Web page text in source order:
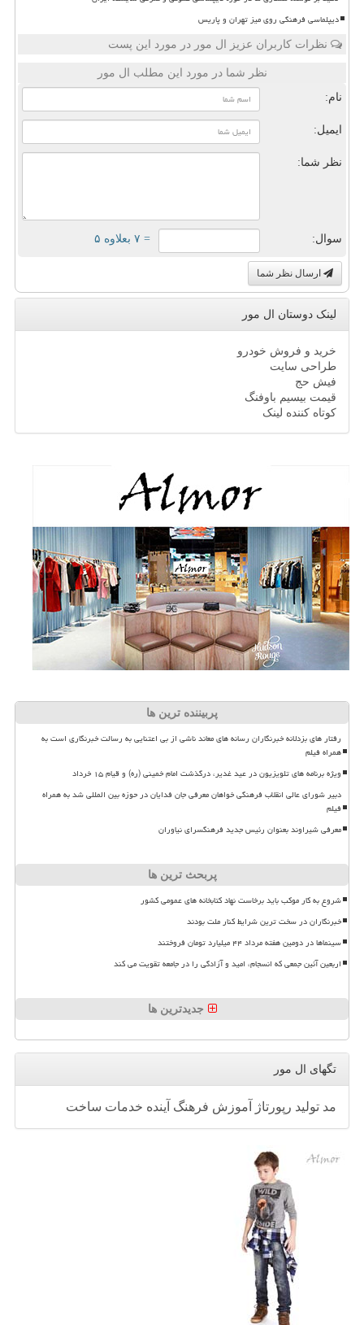
دیپلماسی فرهنگی روی میز تهران و پاریس
نظرات کاربران عزیز ال مور در مورد این پست
نظر شما در مورد این مطلب ال مور
نام:
ایمیل:
نظر شما:
سوال: = ۷ بعلاوه ۵
ارسال نظر شما
لینک دوستان ال مور
خرید و فروش خودرو
طراحی سایت
فیش حج
قیمت بیسیم باوفنگ
کوتاه کننده لینک
پربیننده ترین ها
رفتار های بزدلانه خبرنگاران رسانه های معاند ناشی از بی اعتنایی به رسالت خبرنگاری است به
همراه فیلم
ویژه برنامه های تلویزیون در عید غدیر، درگذشت امام خمینی (ره) و قیام ۱۵ خرداد
دبیر شورای عالی انقلاب فرهنگی خواهان معرفی جان فدایان در حوزه بین المللی شد به همراه
فیلم
معرفی شیراوند بعنوان رئیس جدید فرهنگسرای نیاوران
پربحث ترین ها
شروع به کار موکب باید برخاست نهاد کتابخانه های عمومی کشور
خبرنگاران در سخت ترین شرایط کنار ملت بودند
سینماها در دومین هفته مرداد ۴۴ میلیارد تومان فروختند
اربعین آئین جمعی که انسجام، امید و آزادگی را در جامعه تقویت می کند
جدیدترین ها
تگهای ال مور
مد تولید رپورتاژ آموزش فرهنگ آینده خدمات ساخت